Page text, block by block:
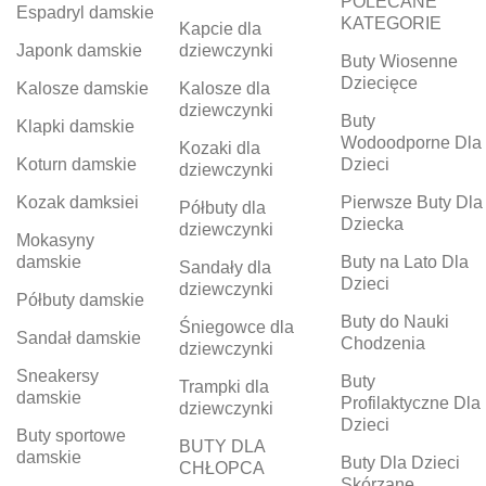
Espadryl damskie
Japonk damskie
Kalosze damskie
Klapki damskie
Koturn damskie
Kozak damksiei
Mokasyny
damskie
Półbuty damskie
Sandał damskie
Sneakersy
damskie
Buty sportowe
damskie
Kapcie dla
dziewczynki
Kalosze dla
dziewczynki
Kozaki dla
dziewczynki
Półbuty dla
dziewczynki
Sandały dla
dziewczynki
Śniegowce dla
dziewczynki
Trampki dla
dziewczynki
BUTY DLA
CHŁOPCA
KATEGORIE
Buty Wiosenne
Dziecięce
Buty
Wodoodporne Dla
Dzieci
Pierwsze Buty Dla
Dziecka
Buty na Lato Dla
Dzieci
Buty do Nauki
Chodzenia
Buty
Profilaktyczne Dla
Dzieci
Buty Dla Dzieci